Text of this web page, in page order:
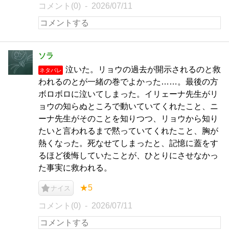
コメント(0) 2026/07/11
ソラ
ネタバレ
泣いた。リョウの過去が開示されるのと救
われるのとが一緒の巻でよかった……。最後の方
ボロボロに泣いてしまった。イリェーナ先生がリ
ョウの知らぬところで動いていてくれたこと、ニ
ーナ先生がそのことを知りつつ、リョウから知り
たいと言われるまで黙っていてくれたこと、胸が
熱くなった。死なせてしまったと、記憶に蓋をす
るほど後悔していたことが、ひとりにさせなかっ
た事実に救われる。
ナイス ★5
コメント(0) 2026/07/11